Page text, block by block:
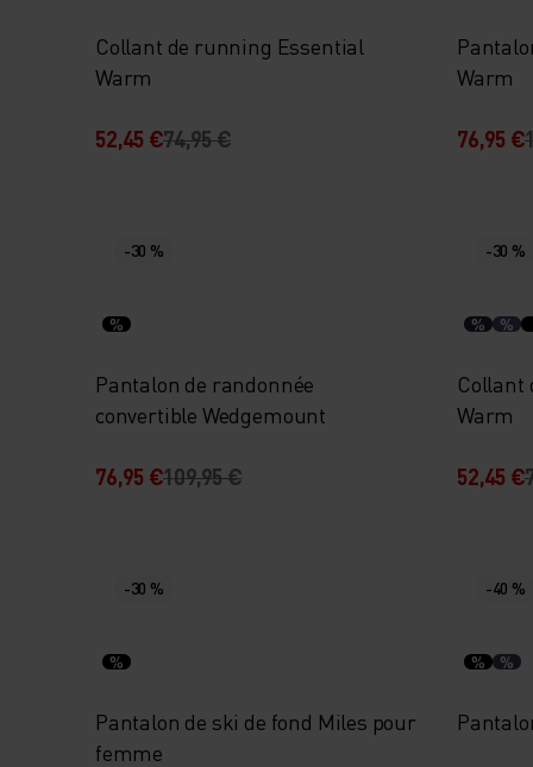
Collant de running Essential
Warm
52,45 €74,95 €
Warm
76,95 €
-30 %
%
Pantalon de randonnée
convertible Wedgemount
76,95 €109,95 €
-30 %
% %
Collant
Warm
52,45 €
-30 %
%
Pantalon de ski de fond Miles pour
femme
-40 %
% %